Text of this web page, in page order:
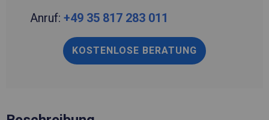
Anruf: +49 35 817 283 011
KOSTENLOSE BERATUNG